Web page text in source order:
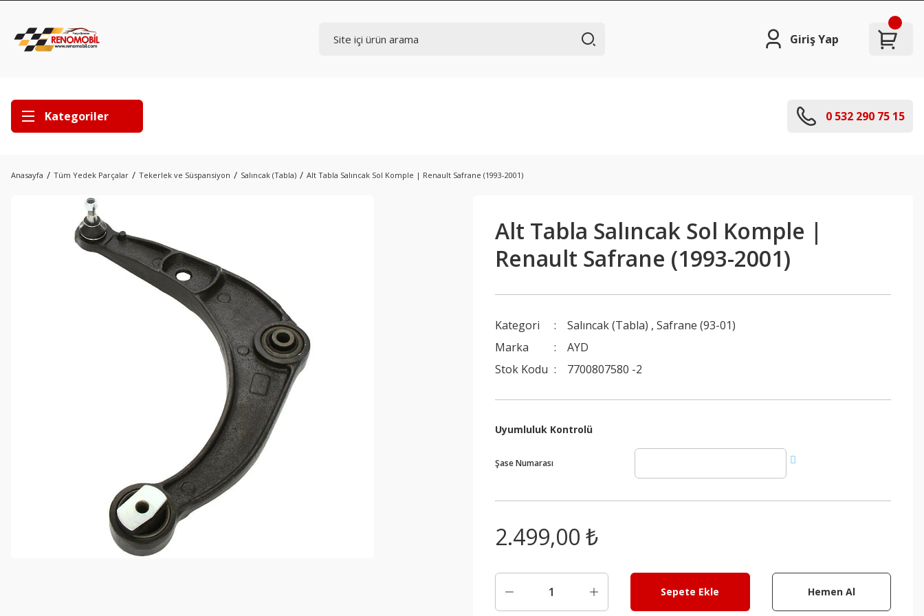
Giriş Yap
Kategoriler 0 532 290 75 15
Anasayfa Tüm Yedek Parçalar Tekerlek ve Süspansiyon Salıncak (Tabla) Alt Tabla Salıncak Sol Komple | Renault Safrane (1993-2001)
Alt Tabla Salıncak Sol Komple |
Renault Safrane (1993-2001)
Kategori Salıncak (Tabla) ,Safrane (93-01)
Marka
AYD
Stok Kodu
7700807580 -2
Uyumluluk Kontrolü
Şase Numarası
2.499,00 ₺
Sepete Ekle Hemen Al